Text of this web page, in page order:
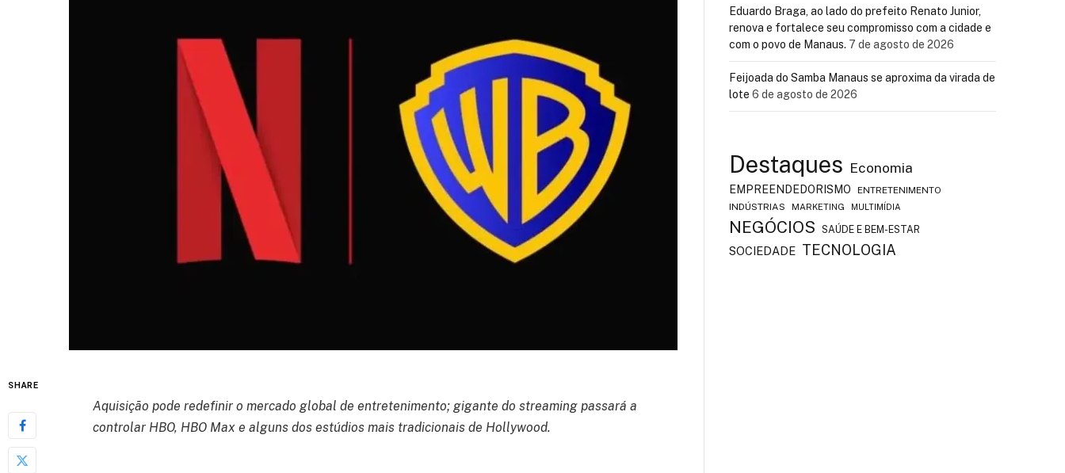
SHARE
Aquisição pode redefinir o mercado global de entretenimento; gigante do streaming passará a
controlar HBO, HBO Max e alguns dos estúdios mais tradicionais de Hollywood.
Eduardo Braga, ao lado do prefeito Renato Junior,
renova e fortalece seu compromisso com a cidade e
com o povo de Manaus. 7 de agosto de 2026
Feijoada do Samba Manaus se aproxima da virada de
lote 6 de agosto de 2026
Destaques Economia
EMPREENDEDORISMO
ENTRETENIMENTO
INDÚSTRIAS
MARKETING MULTIMÍDIA
NEGÓCIOS SAÚDE E BEM-ESTAR
SOCIEDADE TECNOLOGIA